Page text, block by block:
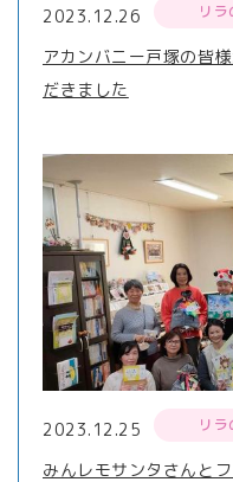
2023.12.26 リラ
アカンバニー戸塚の皆
だきました
2023.12.25 リラ
みんレモサンタさんと